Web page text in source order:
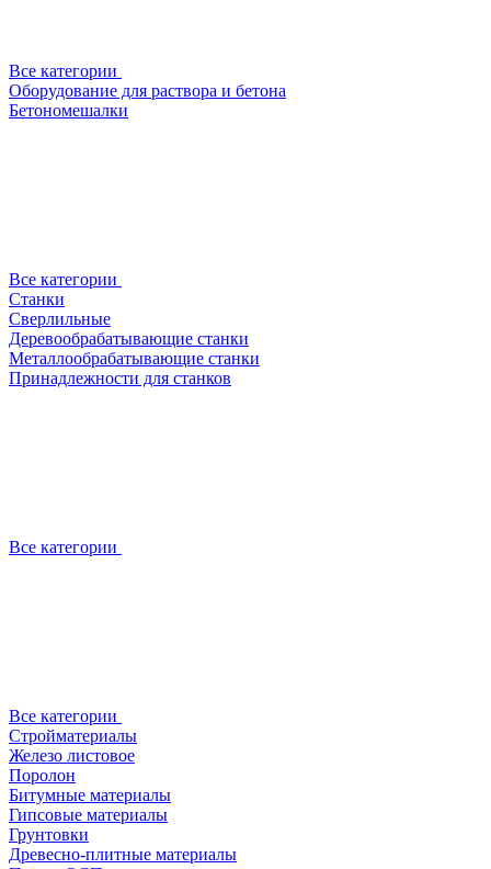
Все категории
Оборудование для раствора и бетона
Бетономешалки
Все категории
Станки
Сверлильные
Деревообрабатывающие станки
Металлообрабатывающие станки
Принадлежности для станков
Все категории
Все категории
Стройматериалы
Железо листовое
Поролон
Битумные материалы
Гипсовые материалы
Грунтовки
Древесно-плитные материалы